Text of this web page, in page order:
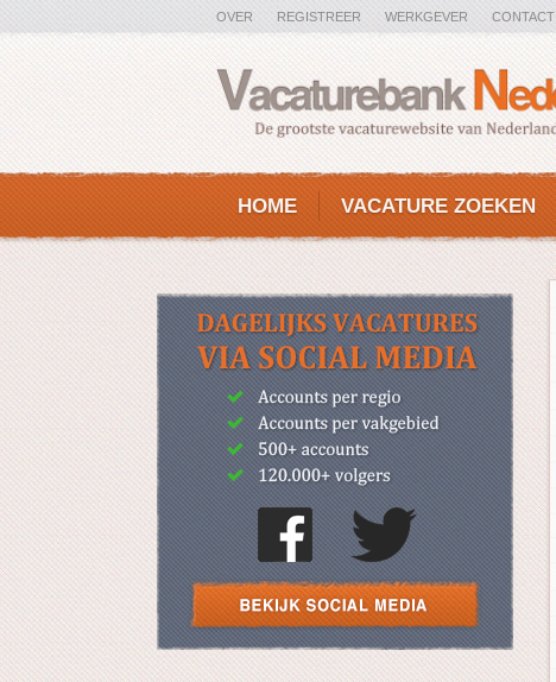
OVER REGISTREER WERKGEVER CONTACT
HOME VACATURE ZOEKEN